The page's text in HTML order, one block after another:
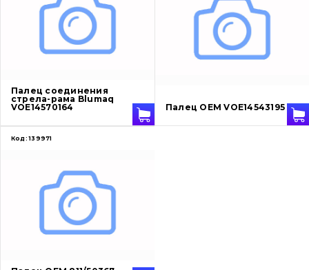
Защита (ковша, адаптера)
Подушки амортизационные
Трансмиссия
Рама и кузов
написати
листа
зателефонувати
Палец соединения
стрела-рама Blumaq
VOE14570164
Палец OEM VOE14543195
Код: 139971